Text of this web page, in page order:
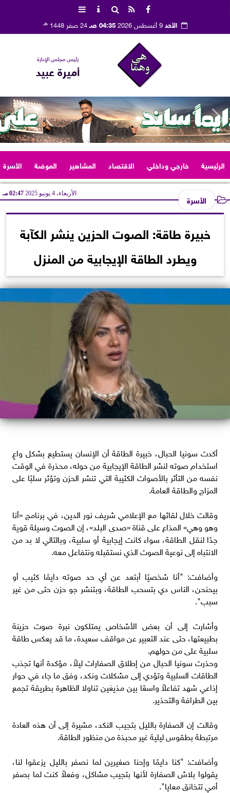
الأحد9 أغسطس 2026 04:35 صـ 24 صفر 1448 هـ
رئيس مجلس الإدارة
أميرة عبيد
الرئيسية خارجي وداخلي الاقتصاد المشاهير الموضة الأسرة
الأسرة الأربعاء، 4 يونيو 2025 02:47 مـ
خبيرة طاقة: الصوت الحزين ينشر الكآبة
ويطرد الطاقة الإيجابية من المنزل
أكدت سونيا الحبال، خبيرة الطاقة أن الإنسان يستطيع بشكل واعٍ
استخدام صوته لنشر الطاقة الإيجابية من حوله، محذرة في الوقت
نفسه من التأثر بالأصوات الكئيبة التي تنشر الحزن وتؤثر سلبًا على
المزاج والطاقة العامة.
وقالت خلال لقائها مع الإعلامي شريف نور الدين، في برنامج «أنا
وهو وهي» المذاع على قناة «صدى البلد»، إن الصوت وسيلة قوية
جدًا لنقل الطاقة، سواء كانت إيجابية أو سلبية، وبالتالي لا بد من
الانتباه إلى نوعية الصوت الذي نستقبله ونتفاعل معه.
وأضافت: "أنا شخصيًا أبتعد عن أي حد صوته دايمًا كئيب أو
بيحنحن، الناس دي بتسحب الطاقة، وبتنشر جو حزن حتى من غير
سبب".
وأشارت إلى أن بعض الأشخاص يمتلكون نبرة صوت حزينة
بطبيعتها، حتى عند التعبير عن مواقف سعيدة، ما قد يعكس طاقة
سلبية على من حولهم.
وحذرت سونيا الحبال من إطلاق الصفارات ليلاً، مؤكدة أنها تجذب
الطاقات السلبية وتؤدي إلى مشكلات ونكد، وفق ما جاء في حوار
إذاعي شهد تفاعلاً واسعًا بين مذيعَين تناولا الظاهرة بطريقة تجمع
بين الطرافة والتحذير.
وقالت إن الصفارة بالليل بتجيب النكد، مشيرة إلى أن هذه العادة
مرتبطة بطقوس ليلية غير محبذة من منظور الطاقة.
وأضافت: "كنا دايمًا وإحنا صغيرين لما نصفر بالليل يزعقوا لنا،
يقولوا بلاش الصفارة لأنها بتجيب مشاكل، وفعلاً كنت لما بصفر
أمي تتخانق معايا".